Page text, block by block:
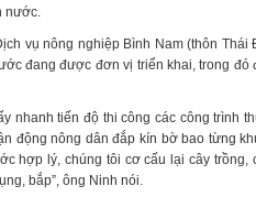
nước.
vụ nông nghiệp Bình Nam (thôn
đang được đơn vị triển khai, trong đó
nhanh tiến độ thi công các công trình
động nông dân đắp kín bờ bao từng
hợp lý, chúng tôi cơ cấu lại cây trồng,
bắp”, ông Ninh nói.